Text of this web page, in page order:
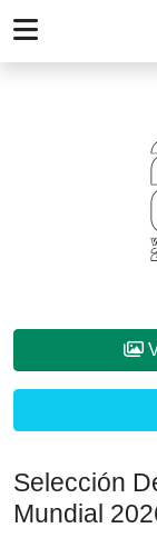
Selección
Mundial